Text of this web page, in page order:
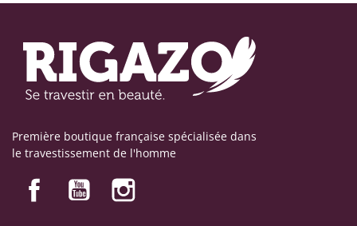
Première boutique française spécialisée dans
le travestissement de l'homme